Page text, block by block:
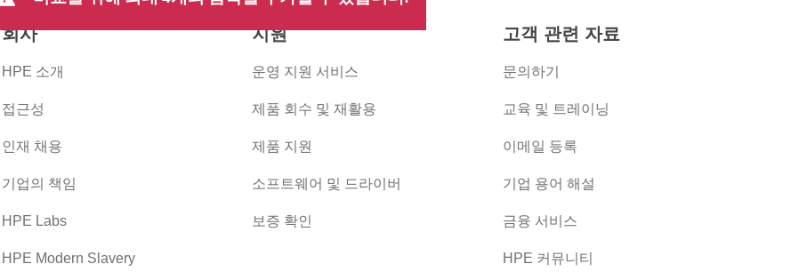
회사
HPE 소개
접근성
인재 채용
기업의 책임
HPE Labs
HPE Modern Slavery
지원
운영 지원 서비스
제품 회수 및 재활용
제품 지원
소프트웨어 및 드라이버
보증 확인
고객 관련 자료
문의하기
교육 및 트레이닝
이메일 등록
기업 용어 해설
금융 서비스
HPE 커뮤니티